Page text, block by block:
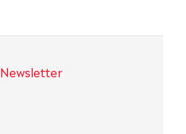
Newsletter